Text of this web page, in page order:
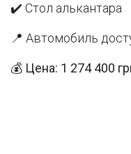
✔️ Стол алькантара
📍 Автомобиль
💰 Цена: 1 274 400